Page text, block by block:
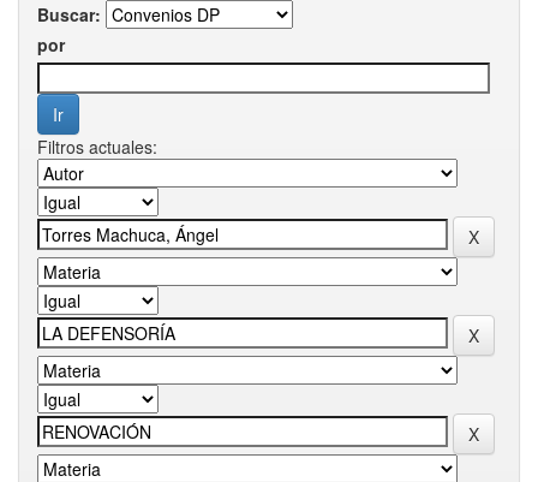
Buscar:
por
Filtros actuales: